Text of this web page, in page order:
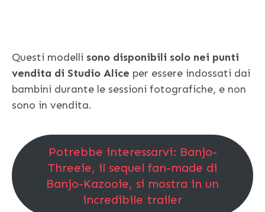
Questi modelli sono disponibili solo nei punti
vendita di Studio Alice per essere indossati dai
bambini durante le sessioni fotografiche, e non
sono in vendita.
Potrebbe interessarvi: Banjo-
Threeie, il sequel fan-made di
Banjo-Kazooie, si mostra in un
incredibile trailer